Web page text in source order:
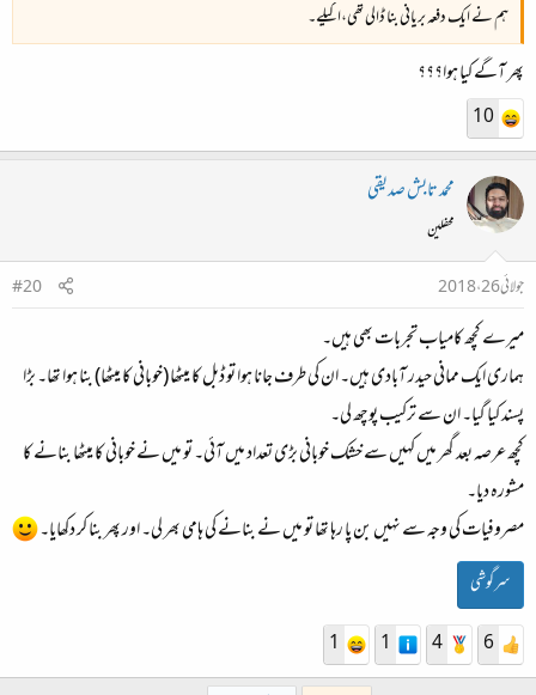
ہم نے ایک دفعہ بریانی بنا ڈالی تھی،اکیلے۔
پھر آگے کیا ہوا؟؟؟
10
محمد تابش صدیقی
محفلین
جولائی 26، 2018
#20
میرے کچھ کامیاب تجربات بھی ہیں۔
ہماری ایک ممانی حیدر آبادی ہیں۔ ان کی طرف جانا ہوا تو ڈبل کا میٹھا (خوبانی کا میٹھا) بنا ہوا تھا۔ بڑا
پسند کیا گیا۔ ان سے ترکیب پوچھ لی۔
کچھ عرصہ بعد گھر میں کہیں سے خشک خوبانی بڑی تعداد میں آئی۔ تو میں نے خوبانی کا میٹھا بنانے کا
مشورہ دیا۔
مصروفیات کی وجہ سے نہیں بن پا رہا تھا تو میں نے بنانے کی ہامی بھر لی۔ اور پھر بنا کر دکھایا۔
سرگوشی
6
4
1
1